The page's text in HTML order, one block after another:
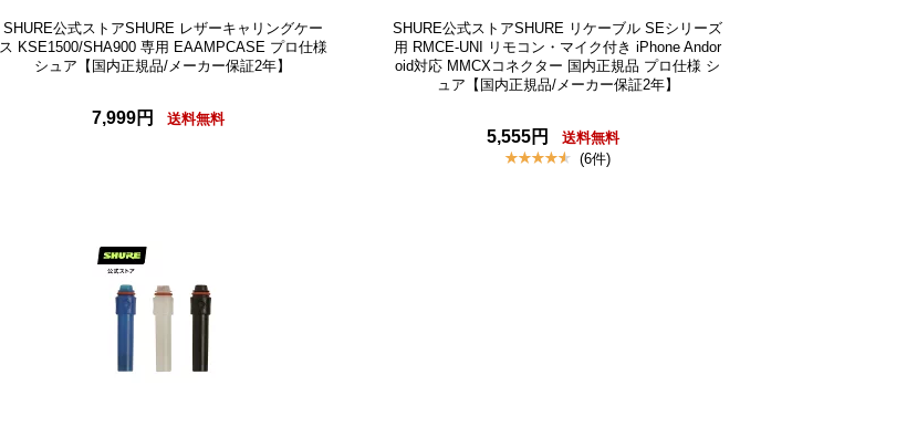
SHURE公式ストアSHURE レザーキャリングケー
ス KSE1500/SHA900 専用 EAAMPCASE プロ仕様
シュア【国内正規品/メーカー保証2年】
7,999円 送料無料
SHURE公式ストアSHURE リケーブル SEシリーズ
用 RMCE-UNI リモコン・マイク付き iPhone Andor
oid対応 MMCXコネクター 国内正規品 プロ仕様 シ
ュア【国内正規品/メーカー保証2年】
5,555円 送料無料
(6件)